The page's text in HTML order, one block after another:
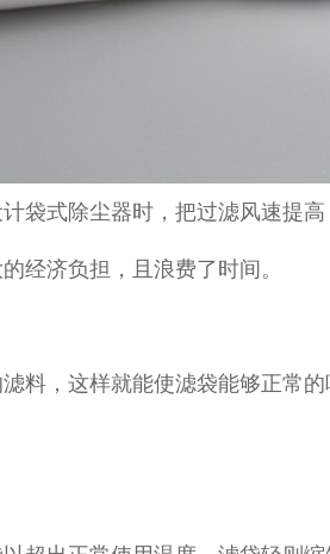
袋式除尘器时，把过滤风速提
经济负担，且浪费了时间。
料，这样就能使滤袋能够正常